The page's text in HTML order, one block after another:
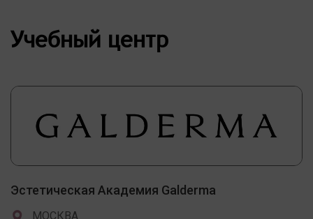
Учебный центр
Эстетическая Академия Galderma
МОСКВА